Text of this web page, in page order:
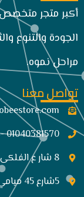
أكبر متجر
الجودة والتنوع
مراحل نموه.
تواصل معنا
01040381570 -034849663
8 شار ع الفلكى امام ادارة الجوازات محطة الرمل الاسكندرية
5شارع 45 ميامي الاسكندريه